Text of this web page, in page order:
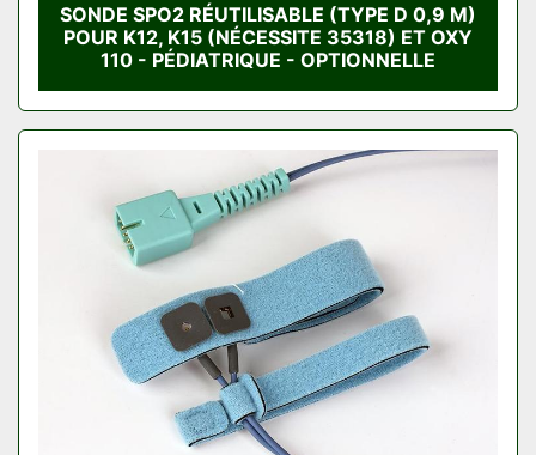
SONDE SPO2 RÉUTILISABLE (TYPE D 0,9 M)
POUR K12, K15 (NÉCESSITE 35318) ET OXY
110 - PÉDIATRIQUE - OPTIONNELLE